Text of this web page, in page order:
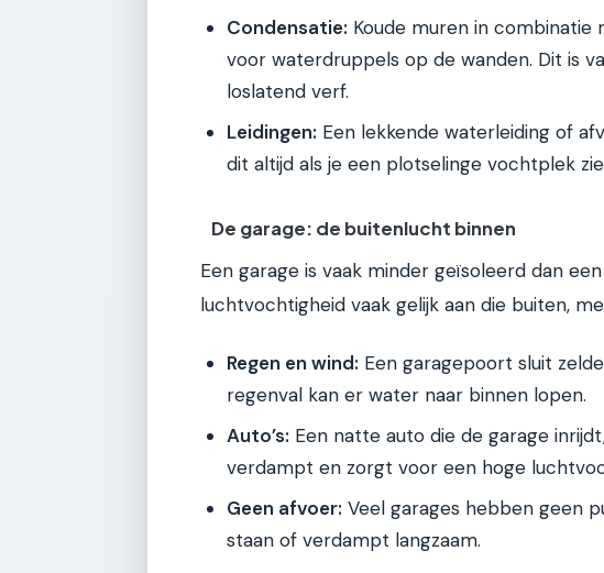
Condensatie: Koude muren in
voor waterdruppels op de wanden. Dit is
loslatend verf.
Leidingen: Een lekkende waterleiding of
dit altijd als je een plotselinge vochtplek
De garage: de buitenlucht binnen
Een garage is vaak minder geïsoleerd dan
luchtvochtigheid vaak gelijk aan die buiten,
Regen en wind: Een garagepoort sluit
regenval kan er water naar binnen lopen.
Auto’s: Een natte auto die de garage
verdampt en zorgt voor een hoge
Geen afvoer: Veel garages hebben geen
staan of verdampt langzaam.